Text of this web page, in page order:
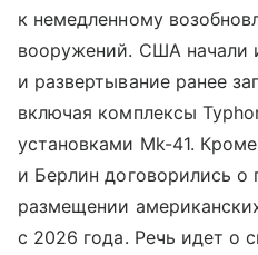
к немедленному
вооружений. США начали
и развертывание ранее
включая комплексы
установками Mk-41.
и Берлин договорились о
размещении
с 2026 года. Речь идет о